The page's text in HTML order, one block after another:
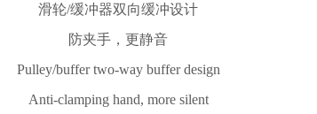
滑轮/缓冲器双向缓冲设计
防夹手，更静音
Pulley/buffer two-way buffer design
Anti-clamping hand, more silent